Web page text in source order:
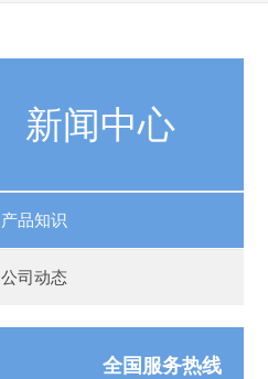
新闻中心
产品知识
公司动态
全国服务热线
57系列步进电机（丝杆）